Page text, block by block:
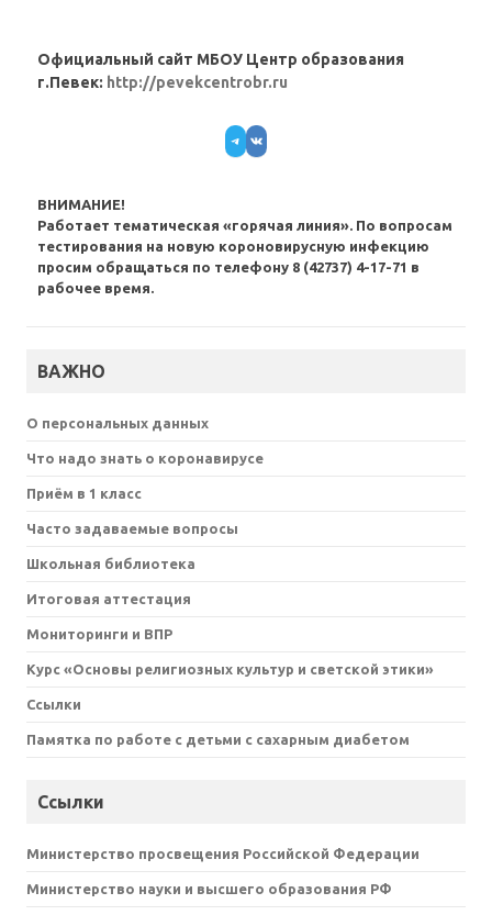
Официальный сайт МБОУ Центр образования
г.Певек: http://pevekcentrobr.ru
Telegram
VK
ВНИМАНИЕ!
Работает тематическая «горячая линия». По вопросам
тестирования на новую короновирусную инфекцию
просим обращаться по телефону 8 (42737) 4-17-71 в
рабочее время.
ВАЖНО
О персональных данных
Что надо знать о коронавирусе
Приём в 1 класс
Часто задаваемые вопросы
Школьная библиотека
Итоговая аттестация
Мониторинги и ВПР
Курс «Основы религиозных культур и светской этики»
Ссылки
Памятка по работе с детьми с сахарным диабетом
Ссылки
Министерство просвещения Российской Федерации
Министерство науки и высшего образования РФ